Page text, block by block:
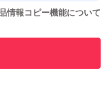
た実績があります
があります
情報コピー機能について